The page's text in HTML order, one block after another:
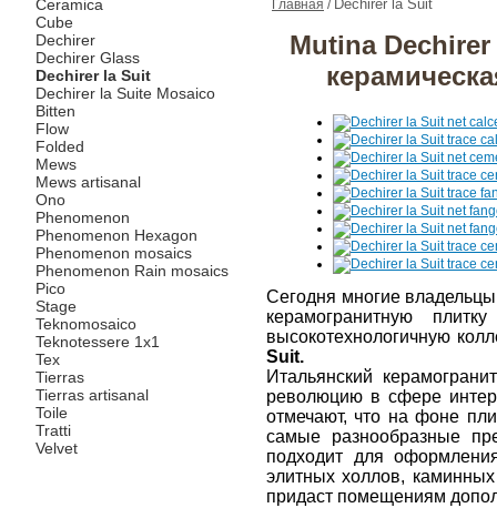
Ceramica
Cube
Dechirer
Dechirer Glass
Dechirer la Suit
Dechirer la Suite Mosaico
Bitten
Flow
Folded
Mews
Mews artisanal
Ono
Phenomenon
Phenomenon Hexagon
Phenomenon mosaics
Phenomenon Rain mosaics
Pico
Stage
Teknomosaico
Teknotessere 1x1
Tex
Tierras
Tierras artisanal
Toile
Tratti
Velvet
Главная / Dechirer la Suit
Mutina
Сегодня многие
керамогранитную
высокотехнологичную
Suit.
Итальянский
революцию в сфере
отмечают, что на фоне
самые разнообразные
подходит для
элитных холлов,
придаст помещениям